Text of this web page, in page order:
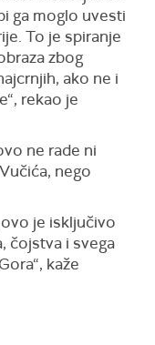
ga moglo uvesti
To je spiranje
zbog
ako ne i
rekao je
ne rade ni
nego
je isključivo
čojstva i svega
kaže